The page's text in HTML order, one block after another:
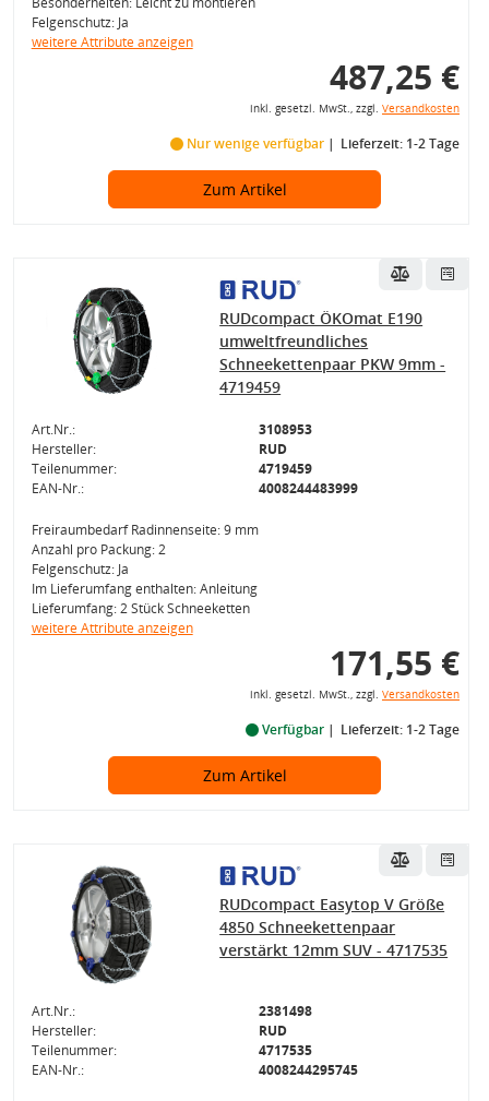
Felgenschutz: Ja
weitere Attribute anzeigen
487,25 €
inkl. gesetzl. MwSt., zzgl. Versandkosten
Nur wenige verfügbar Lieferzeit: 1-2 Tage
Zum Artikel
RUDcompact ÖKOmat E190
umweltfreundliches
Schneekettenpaar PKW 9mm -
4719459
Art.Nr.:
3108953
Hersteller:
RUD
Teilenummer:
4719459
EAN-Nr.:
4008244483999
Freiraumbedarf Radinnenseite: 9 mm
Anzahl pro Packung: 2
Felgenschutz: Ja
Im Lieferumfang enthalten: Anleitung
Lieferumfang: 2 Stück Schneeketten
weitere Attribute anzeigen
171,55 €
inkl. gesetzl. MwSt., zzgl. Versandkosten
Verfügbar Lieferzeit: 1-2 Tage
Zum Artikel
RUDcompact Easytop V Größe
4850 Schneekettenpaar
verstärkt 12mm SUV - 4717535
Art.Nr.:
2381498
Hersteller:
RUD
Teilenummer:
4717535
EAN-Nr.:
4008244295745